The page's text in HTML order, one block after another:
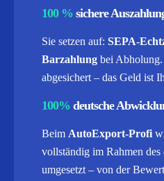
100 % sichere
Sie setzen auf: SEPA-
Barzahlung bei
abgesichert – das Geld ist
100% deutsche
Beim AutoExport-Profi
vollständig im Rahmen des
umgesetzt – von der